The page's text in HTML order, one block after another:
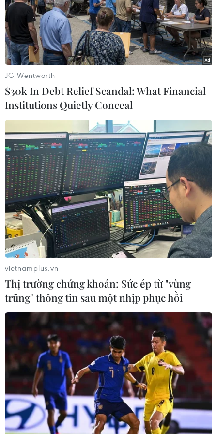
mưu lật đổ chính phủ chuyển tiếp.
[News Game] Điểm lại hàng loạt vụ khủng
bố đẫm máu thời gian qua
01/02/2016 23:24
Trong thời gian gần đây, các vụ tấn công khủng bố đẫm
máu liên tiếp xảy ra tại nhiều quốc gia trên thế giới như
Thái Lan, Indonesia, Pháp, Burkina Faso....
JG Wentworth
$30k In Debt Relief Scandal: What Financial
Institutions Quietly Conceal
vietnamplus.vn
Thị trường chứng khoán: Sức ép từ "vùng
trũng" thông tin sau một nhịp phục hồi